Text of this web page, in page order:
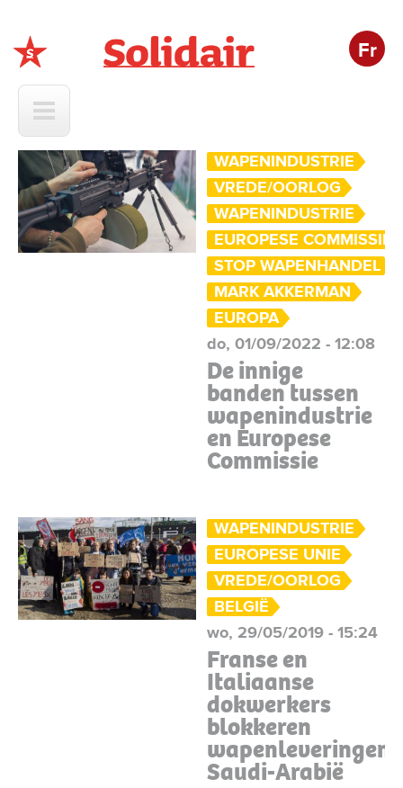
Fr
WAPENINDUSTRIE
VREDE/OORLOG
WAPENINDUSTRIE
EUROPESE COMMISSIE
STOP WAPENHANDEL
MARK AKKERMAN
EUROPA
do, 01/09/2022 - 12:08
De innige
banden tussen
wapenindustrie
en Europese
Commissie
WAPENINDUSTRIE
EUROPESE UNIE
VREDE/OORLOG
BELGIË
wo, 29/05/2019 - 15:24
Franse en
Italiaanse
dokwerkers
blokkeren
wapenleveringen
Saudi-Arabië